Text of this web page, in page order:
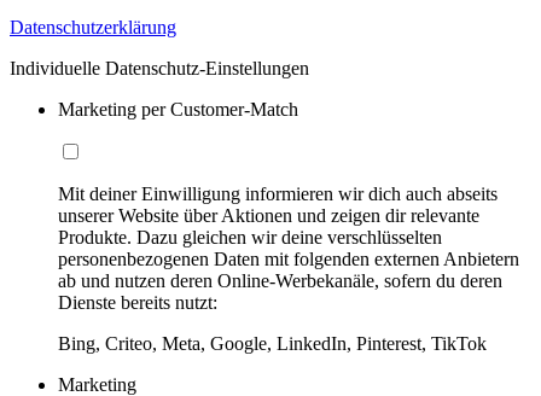
Datenschutzerklärung
Individuelle Datenschutz-Einstellungen
Marketing per Customer-Match
Mit deiner Einwilligung informieren wir dich auch abseits
unserer Website über Aktionen und zeigen dir relevante
Produkte. Dazu gleichen wir deine verschlüsselten
personenbezogenen Daten mit folgenden externen Anbietern
ab und nutzen deren Online-Werbekanäle, sofern du deren
Dienste bereits nutzt:
Bing, Criteo, Meta, Google, LinkedIn, Pinterest, TikTok
Marketing